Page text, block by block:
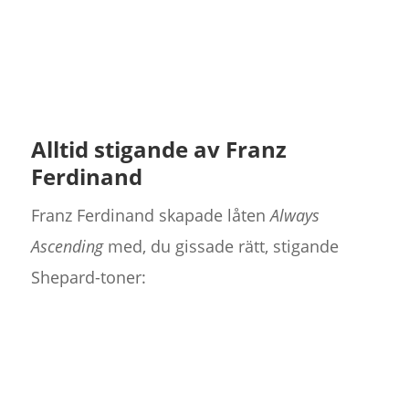
Alltid stigande av Franz
Ferdinand
Franz Ferdinand skapade låtenAlways
Ascendingmed, du gissade rätt, stigande
Shepard-toner: